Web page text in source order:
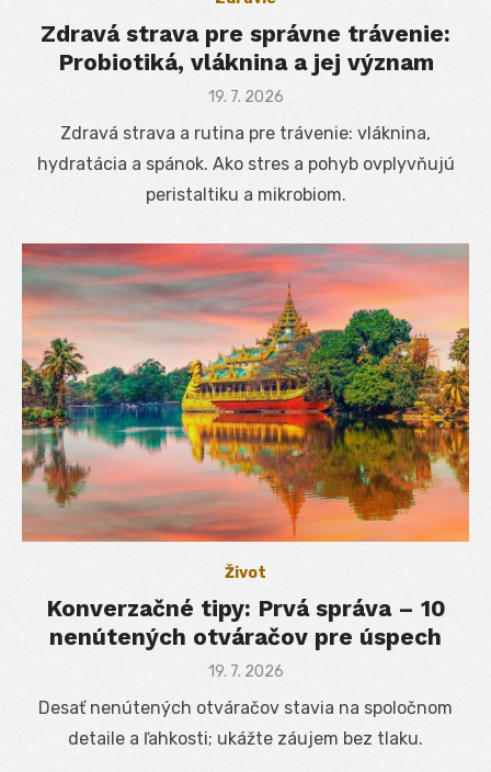
Zdravá strava pre správne trávenie:
Probiotiká, vláknina a jej význam
Posted
19. 7. 2026
Zdravá strava a rutina pre trávenie: vláknina,
hydratácia a spánok. Ako stres a pohyb ovplyvňujú
peristaltiku a mikrobiom.
Život
Konverzačné tipy: Prvá správa – 10
nenútených otváračov pre úspech
Posted
19. 7. 2026
Desať nenútených otváračov stavia na spoločnom
detaile a ľahkosti; ukážte záujem bez tlaku.